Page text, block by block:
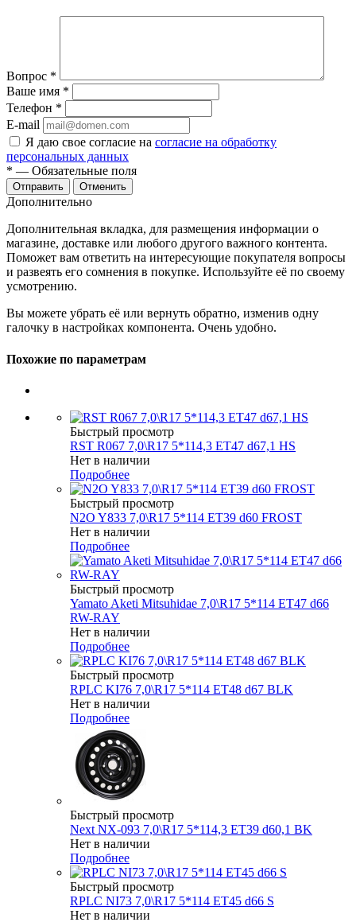
Вопрос *
Ваше имя *
Телефон *
E-mail
Я даю свое согласие на согласие на обработку
персональных данных
* — Обязательные поля
Отменить
Дополнительно
Дополнительная вкладка, для размещения информации о
магазине, доставке или любого другого важного контента.
Поможет вам ответить на интересующие покупателя вопросы
и развеять его сомнения в покупке. Используйте её по своему
усмотрению.
Вы можете убрать её или вернуть обратно, изменив одну
галочку в настройках компонента. Очень удобно.
Похожие по параметрам
Быстрый просмотр
RST R067 7,0\R17 5*114,3 ET47 d67,1 HS
Нет в наличии
Подробнее
Быстрый просмотр
N2O Y833 7,0\R17 5*114 ET39 d60 FROST
Нет в наличии
Подробнее
Быстрый просмотр
Yamato Aketi Mitsuhidae 7,0\R17 5*114 ET47 d66
RW-RAY
Нет в наличии
Подробнее
Быстрый просмотр
RPLC KI76 7,0\R17 5*114 ET48 d67 BLK
Нет в наличии
Подробнее
Быстрый просмотр
Next NX-093 7,0\R17 5*114,3 ET39 d60,1 BK
Нет в наличии
Подробнее
Быстрый просмотр
RPLC NI73 7,0\R17 5*114 ET45 d66 S
Нет в наличии